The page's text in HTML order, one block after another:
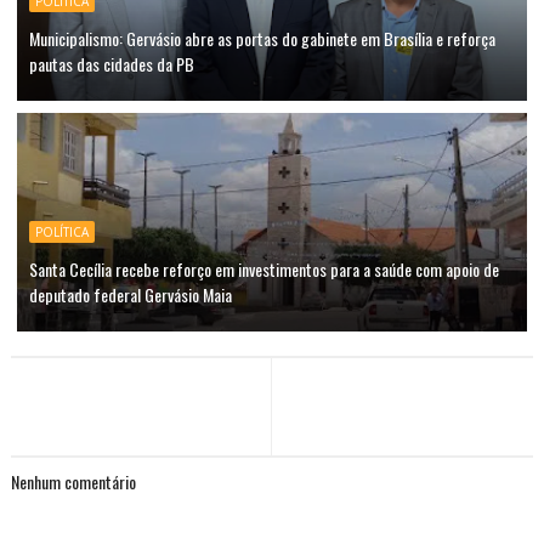
Municipalismo: Gervásio abre as portas do gabinete em Brasília e reforça
pautas das cidades da PB
POLÍTICA
Santa Cecília recebe reforço em investimentos para a saúde com apoio de
deputado federal Gervásio Maia
Nenhum comentário